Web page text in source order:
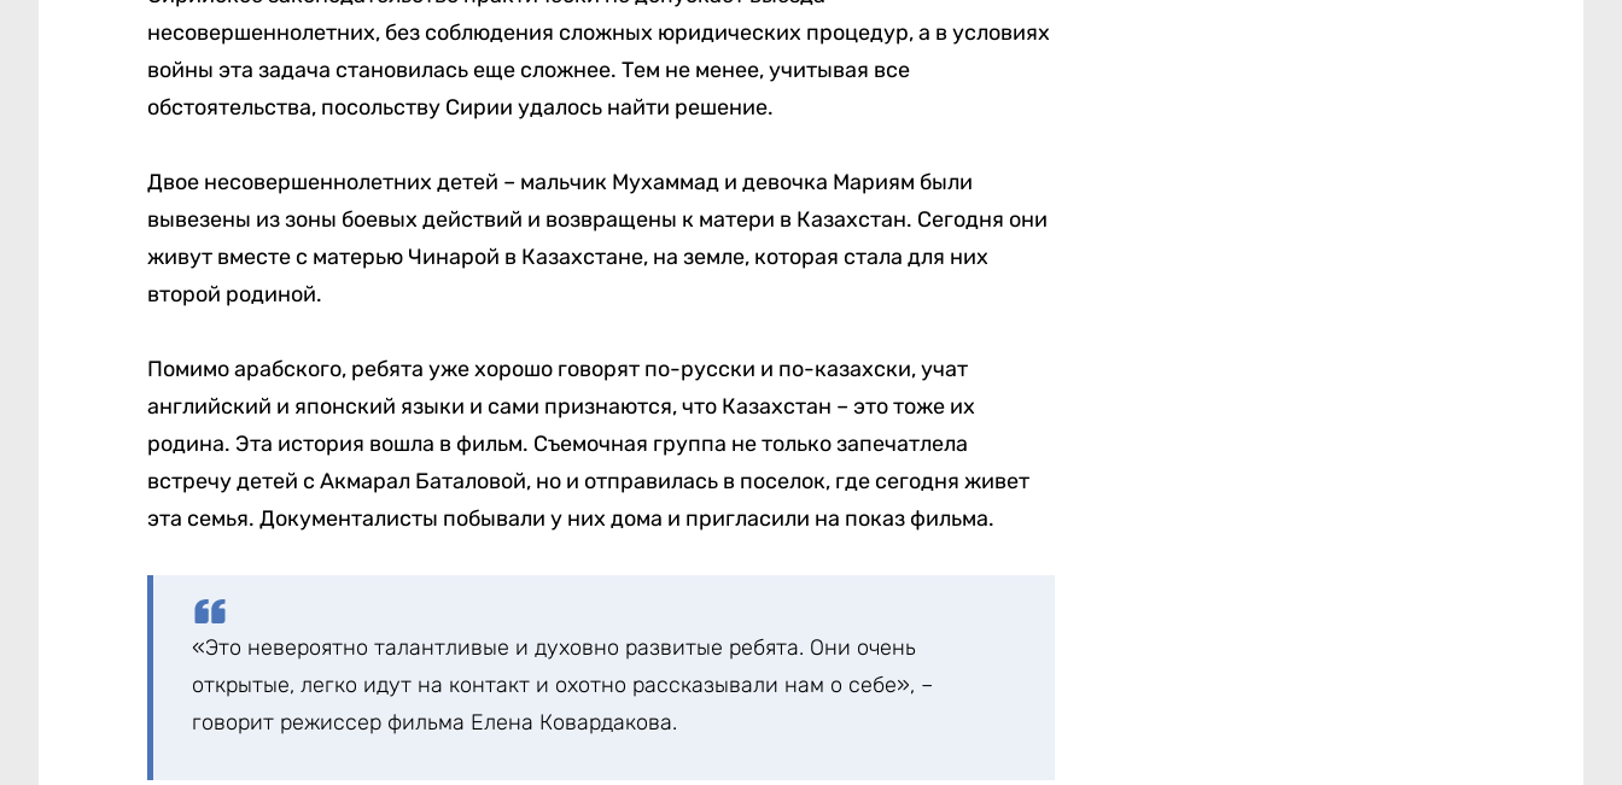
несовершеннолетних, без соблюдения сложных юридических процедур, а в условиях
войны эта задача становилась еще сложнее. Тем не менее, учитывая все
обстоятельства, посольству Сирии удалось найти решение.
Двое несовершеннолетних детей – мальчик Мухаммад и девочка Мариям были
вывезены из зоны боевых действий и возвращены к матери в Казахстан. Сегодня они
живут вместе с матерью Чинарой в Казахстане, на земле, которая стала для них
второй родиной.
Помимо арабского, ребята уже хорошо говорят по-русски и по-казахски, учат
английский и японский языки и сами признаются, что Казахстан – это тоже их
родина. Эта история вошла в фильм. Съемочная группа не только запечатлела
встречу детей с Акмарал Баталовой, но и отправилась в поселок, где сегодня живет
эта семья. Документалисты побывали у них дома и пригласили на показ фильма.
«Это невероятно талантливые и духовно развитые ребята. Они очень
открытые, легко идут на контакт и охотно рассказывали нам о себе», –
говорит режиссер фильма Елена Ковардакова.